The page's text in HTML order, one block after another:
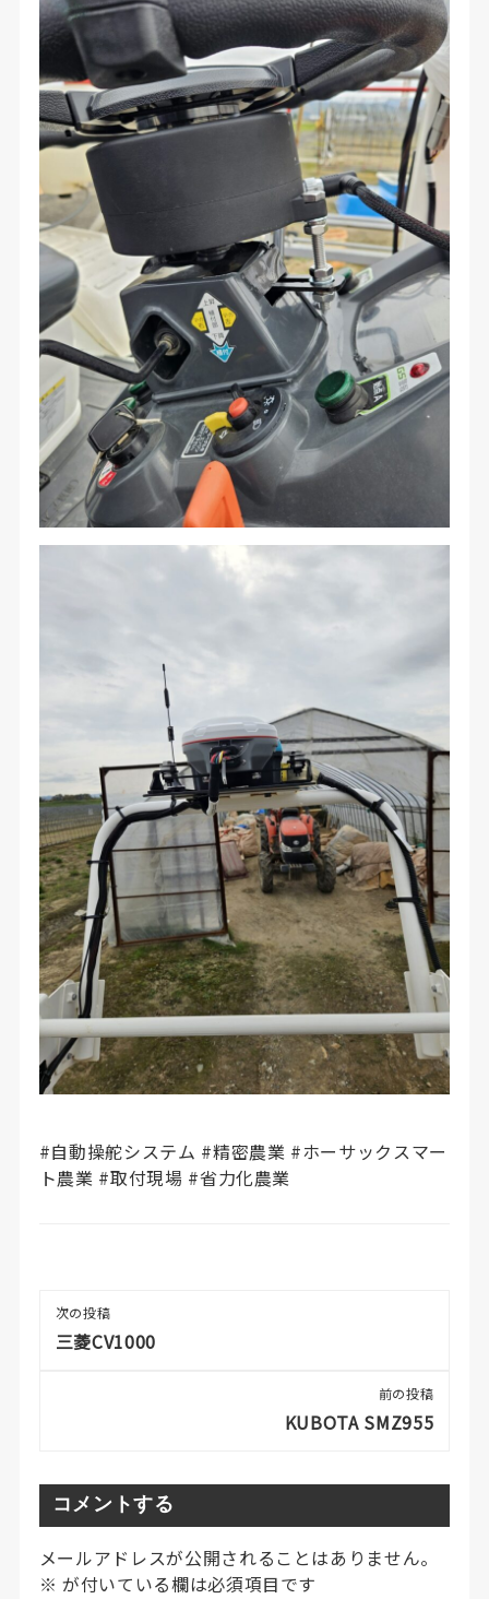
#自動操舵システム #精密農業 #ホーサックスマー
ト農業 #取付現場 #省力化農業
次の投稿
三菱CV1000
前の投稿
KUBOTA SMZ955
コメントする
メールアドレスが公開されることはありません。
※ が付いている欄は必須項目です